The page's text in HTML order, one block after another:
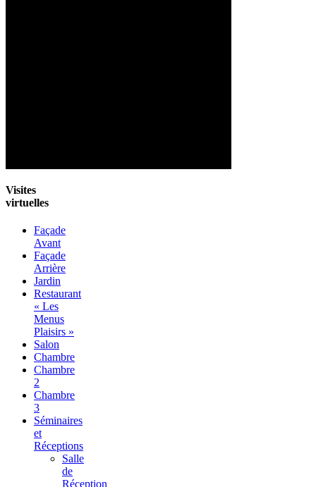
Visites
virtuelles
Façade
Avant
Façade
Arrière
Jardin
Restaurant
« Les
Menus
Plaisirs »
Salon
Chambre
Chambre
2
Chambre
3
Séminaires
et
Réceptions
Salle
de
Réception